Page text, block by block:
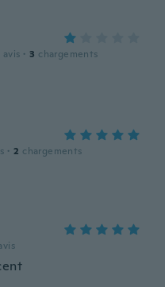
avis · 3 chargements
· 2 chargements